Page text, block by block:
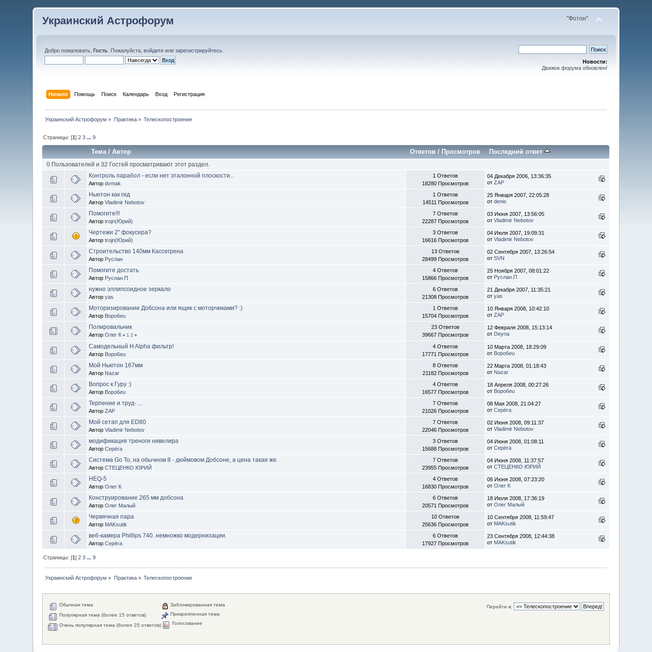
Украинский Астрофорум "Фотон"
Добро пожаловать,Гость . Пожалуйста,войдите илизарегистрируйтесь
Новости:
Движок форума обновлен!
Начало Помощь Поиск Календарь Вход Регистрация
Украинский Астрофорум » Практика» Телескопостроение
Страницы: [1]2 3 ...9
Тема/Автор Ответов /Просмотров Последний ответ
0 Пользователей и 32 Гостей просматривают этот раздел.
Контроль парабол - если нет эталонной плоскости...
Авторdvmak
1 Ответов
18280 Просмотров
04 Декабря 2006, 13:36:35
отZAP
Ньютон как гид
АвторVladimir Nebotov
1 Ответов
14511 Просмотров
25 Января 2007, 22:05:28
отdenis
Помогите!!!
Авторtrojn(Юрий)
7 Ответов
22287 Просмотров
03 Июня 2007, 13:56:05
отVladimir Nebotov
Чертежи 2" фокусера?
Авторtrojn(Юрий)
3 Ответов
16616 Просмотров
04 Июля 2007, 19:09:31
отVladimir Nebotov
Строительство 140мм Кассегренa
Автор Руслан
13 Ответов
28499 Просмотров
02 Сентября 2007, 13:26:54
отSVN
Помогите достать
Автор Руслан.П
4 Ответов
15866 Просмотров
25 Ноября 2007, 08:01:22
от Руслан.П
нужно эллипсоидное зеркало
Авторyas
6 Ответов
21308 Просмотров
21 Декабря 2007, 11:35:21
отyas
Моторизирование Добсона или ящик с моторчиками? :)
Автор Bopo6eu
1 Ответов
15704 Просмотров
10 Января 2008, 10:42:10
отZAP
Полировальник
АвторОлег К « 1 2 »
23 Ответов
39667 Просмотров
12 Февраля 2008, 15:13:14
от Deyna
Самодельный H Alpha фильтр!
Автор Bopo6eu
4 Ответов
17771 Просмотров
10 Марта 2008, 18:29:09
от Bopo6eu
Мой Ньютон 167мм
Автор Nazar
8 Ответов
21182 Просмотров
22 Марта 2008, 01:18:43
от Nazar
Вопрос к Гуру :)
Автор Bopo6eu
4 Ответов
16577 Просмотров
18 Апреля 2008, 00:27:26
от Bopo6eu
Терпение и труд- ...
АвторZAP
7 Ответов
21026 Просмотров
08 Мая 2008, 21:04:27
отСерёга
Мой сетап для ED80
АвторVladimir Nebotov
7 Ответов
22046 Просмотров
02 Июня 2008, 09:11:37
отVladimir Nebotov
модификация треноги нивелира
АвторСерёга
3 Ответов
15688 Просмотров
04 Июня 2008, 01:08:11
отСерёга
Система Go To, на обычном 8 - дюймовом Добсоне, а цена такая же.
АвторСТЕЦЕНКО ЮРИЙ
7 Ответов
23955 Просмотров
04 Июня 2008, 11:37:57
отСТЕЦЕНКО ЮРИЙ
HEQ-5
АвторОлег К
4 Ответов
16830 Просмотров
06 Июня 2008, 07:23:20
отОлег К
Конструирование 265 мм добсона
АвторОлег Малый
6 Ответов
20571 Просмотров
18 Июля 2008, 17:36:19
отОлег Малый
Червячная пара
Автор MAKsutik
10 Ответов
25636 Просмотров
10 Сентября 2008, 11:59:47
от MAKsutik
веб-камера Phillips 740. немножко модернизации.
АвторСерёга
6 Ответов
17927 Просмотров
23 Сентября 2008, 12:44:38
от MAKsutik
Страницы: [1]2 3 ...9
Украинский Астрофорум » Практика» Телескопостроение
Перейти в:
Обычная тема
Популярная тема (более 15 ответов)
Очень популярная тема (более 25 ответов)
Заблокированная тема
Прикрепленная тема
Голосование